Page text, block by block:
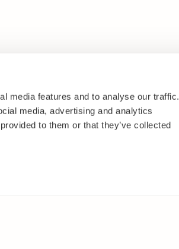
media features and to analyse our traffic.
media, advertising and analytics
to them or that they’ve collected